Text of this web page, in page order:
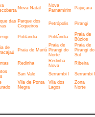
Nova Natal
Nova
Parnamirim
Pajuçara
das Parque dos
Coqueiros
Petrópolis Pirangi
Potilandia Potilândia
Praia de
Búzios
de
Praia de Muriú
Praia de
Pirangi do
Norte
Praia de
Pirangi do
Sul
Redinha
Redinha
Nova
Ribeira
San Vale Serrambi I Serrambi
Vila de Ponta
Negra
Vila dos
Lagos
Zona
Norte